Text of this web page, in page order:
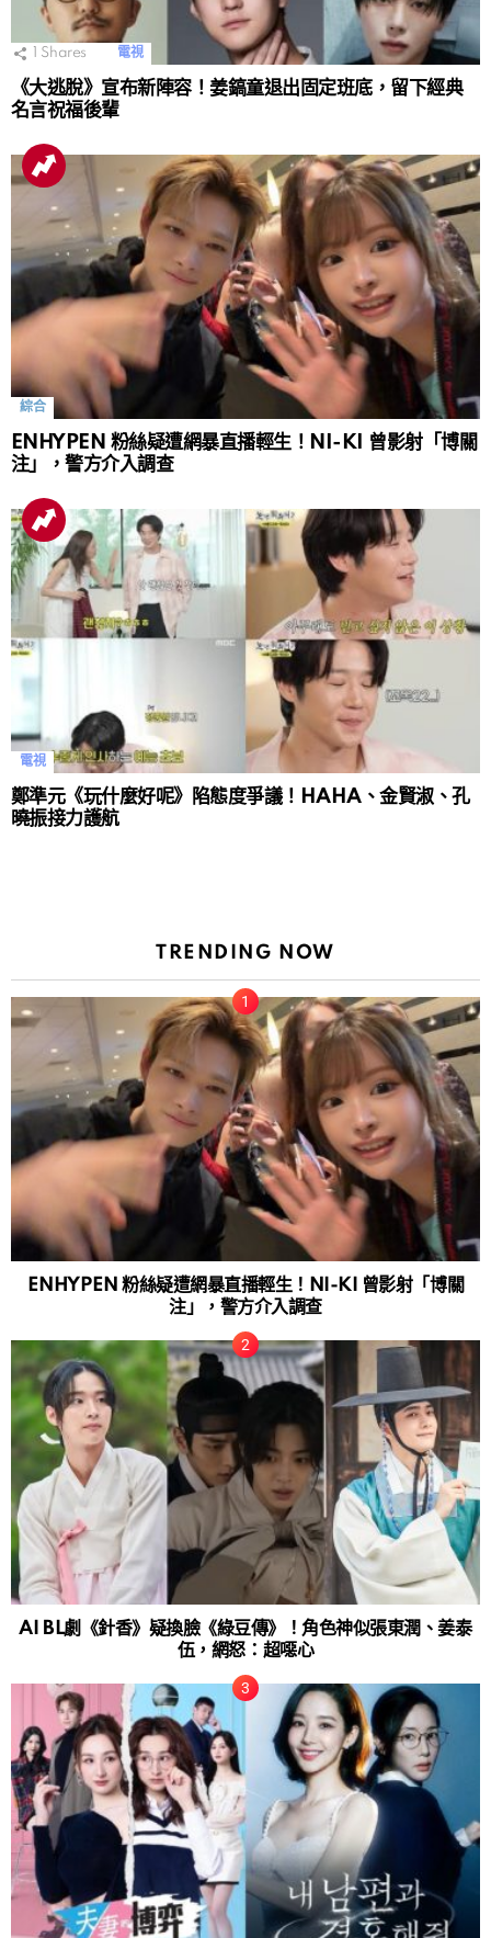
Shares 電視
《大逃脫》宣布新陣容！姜鎬童退出固定班底，留下經典
名言祝福後輩
綜合
ENHYPEN 粉絲疑遭網暴直播輕生！NI-KI 曾影射「博關
注」，警方介入調查
電視
鄭準元《玩什麼好呢》陷態度爭議！HAHA、金賢淑、孔
曉振接力護航
TRENDING NOW
ENHYPEN 粉絲疑遭網暴直播輕生！NI-KI 曾影射「博關
注」，警方介入調查
AI BL劇《針香》疑換臉《綠豆傳》！角色神似張東潤、姜泰
伍，網怒：超噁心